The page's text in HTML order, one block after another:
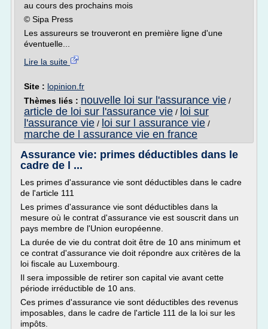
au cours des prochains mois
© Sipa Press
Les assureurs se trouveront en première ligne d'une
éventuelle...
Lire la suite
Site : lopinion.fr
Thèmes liés : nouvelle loi sur l'assurance vie /
article de loi sur l'assurance vie / loi sur
l'assurance vie / loi sur l assurance vie /
marche de l assurance vie en france
Assurance vie: primes déductibles dans le
cadre de l ...
Les primes d'assurance vie sont déductibles dans le cadre
de l'article 111
Les primes d'assurance vie sont déductibles dans la
mesure où le contrat d'assurance vie est souscrit dans un
pays membre de l'Union européenne.
La durée de vie du contrat doit être de 10 ans minimum et
ce contrat d'assurance vie doit répondre aux critères de la
loi fiscale au Luxembourg.
Il sera impossible de retirer son capital vie avant cette
période irréductible de 10 ans.
Ces primes d'assurance vie sont déductibles des revenus
imposables, dans le cadre de l'article 111 de la loi sur les
impôts.